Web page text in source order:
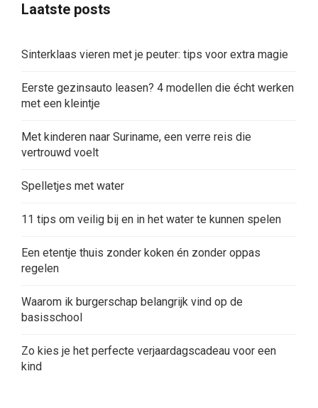
Laatste posts
Sinterklaas vieren met je peuter: tips voor extra magie
Eerste gezinsauto leasen? 4 modellen die écht werken
met een kleintje
Met kinderen naar Suriname, een verre reis die
vertrouwd voelt
Spelletjes met water
11 tips om veilig bij en in het water te kunnen spelen
Een etentje thuis zonder koken én zonder oppas
regelen
Waarom ik burgerschap belangrijk vind op de
basisschool
Zo kies je het perfecte verjaardagscadeau voor een
kind